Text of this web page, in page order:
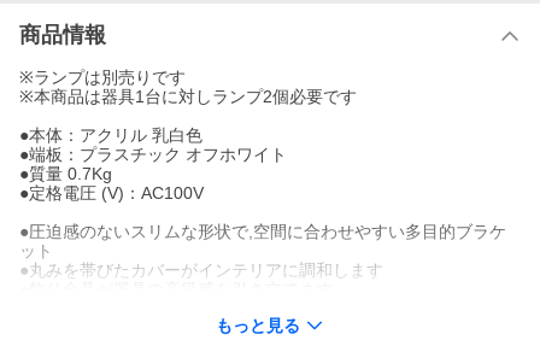
商品情報
※ランプは別売りです
※本商品は器具1台に対しランプ2個必要です
●本体：アクリル 乳白色
●端板：プラスチック オフホワイト
●質量 0.7Kg
●定格電圧 (V)：AC100V
●圧迫感のないスリムな形状で,空間に合わせやすい多目的ブラケ
ット
●丸みを帯びたカバーがインテリアに調和します
●E17口金LED電球2個使用ですもっと見る